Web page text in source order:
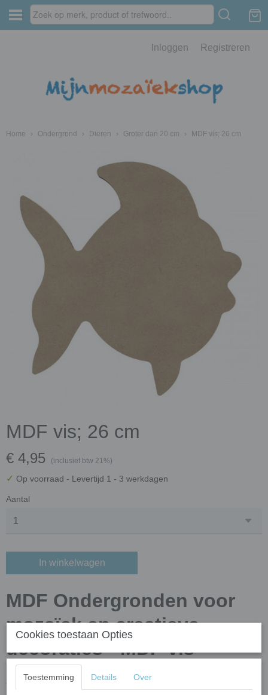
Inloggen Registreren
Home › Ondergrond › Dieren › Groter dan 20 cm › MDF vis; 26 cm
MDF vis; 26 cm
€ 4,95 (inclusief btw 21%)
✓ Op voorraad - Levertijd 1 - 3 werkdagen
Aantal
In winkelwagen
MDF Ondergronden voor
mozaïek en creatieve
decoraties - MDF vis
Afmetingen
Cookies toestaan Opties
Toestemming Details Over